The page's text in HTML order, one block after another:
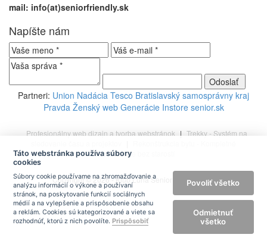
mail: info(at)seniorfriendly.sk
Napíšte nám
Partneri: Union Nadácia Tesco Bratislavský samosprávny kraj
Pravda Ženský web Generácie Instore senior.sk
Profesionálny web dizajn a tvorba webstránok | Trekky - Systém na
rekonštrukcie bez starostí
Copyright © 2026 - Klub Luna Senior Friendly, o.z.
Táto webstránka používa súbory
cookies
Súbory cookie používame na zhromažďovanie a
analýzu informácií o výkone a používaní
stránok, na poskytovanie funkcií sociálnych
médií a na vylepšenie a prispôsobenie obsahu
a reklám. Cookies sú kategorizované a viete sa
rozhodnúť, ktorú z nich povolíte.Prispôsobiť
Povoliť všetko
Odmietnuť
všetko